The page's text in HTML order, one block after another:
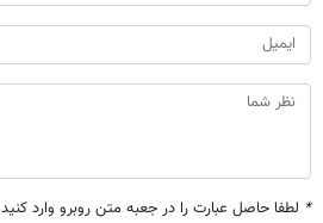
* لطفا حاصل عبارت را در جعبه متن روبرو وارد کنید